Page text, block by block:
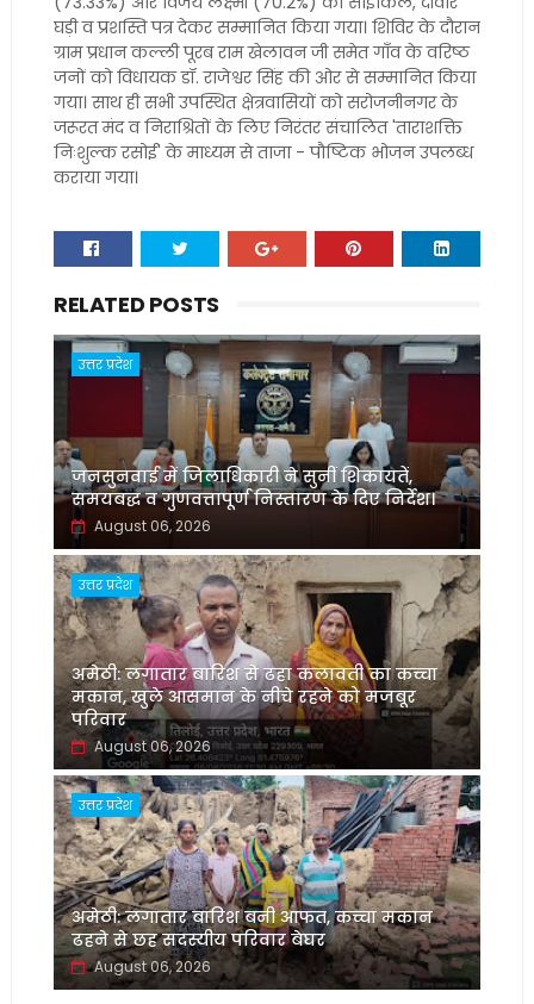
घड़ी व प्रशस्ति पत्र देकर सम्मानित किया गया। शिविर के दौरान
ग्राम प्रधान कल्ली पूरब राम खेलावन जी समेत गाँव के वरिष्ठ
जनों को विधायक डॉ. राजेश्वर सिंह की ओर से सम्मानित किया
गया। साथ ही सभी उपस्थित क्षेत्रवासियों को सरोजनीनगर के
जरूरत मंद व निराश्रितों के लिए निरंतर संचालित 'ताराशक्ति
निःशुल्क रसोई' के माध्यम से ताजा - पौष्टिक भोजन उपलब्ध
कराया गया।
RELATED POSTS
उत्तर प्रदेश
जनसुनवाई में जिलाधिकारी ने सुनीं शिकायतें,
समयबद्ध व गुणवत्तापूर्ण निस्तारण के दिए निर्देश।
August 06, 2026
उत्तर प्रदेश
अमेठी: लगातार बारिश से ढहा कलावती का कच्चा
मकान, खुले आसमान के नीचे रहने को मजबूर
परिवार
August 06, 2026
उत्तर प्रदेश
अमेठी: लगातार बारिश बनी आफत, कच्चा मकान
ढहने से छह सदस्यीय परिवार बेघर
August 06, 2026